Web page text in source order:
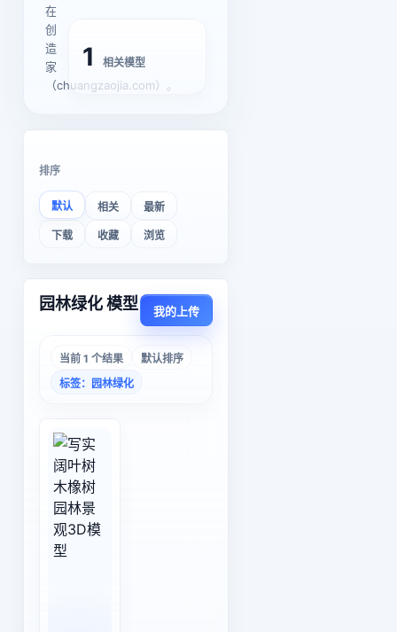
在
创
造
家
（chuangzaojia.com）。
1 相关模型
排序
默认 相关 最新
下载 收藏 浏览
园林绿化 模型 我的上传
当前 1 个结果
默认排序
标签：园林绿化